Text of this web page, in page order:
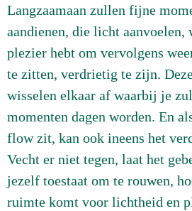
Langzaamaan zullen fijne
aandienen, die licht aanvoelen,
plezier hebt om vervolgens
te zitten, verdrietig te zijn.
wisselen elkaar af waarbij je
momenten dagen worden. En
flow zit, kan ook ineens het
Vecht er niet tegen, laat het
jezelf toestaat om te rouwen,
ruimte komt voor lichtheid en